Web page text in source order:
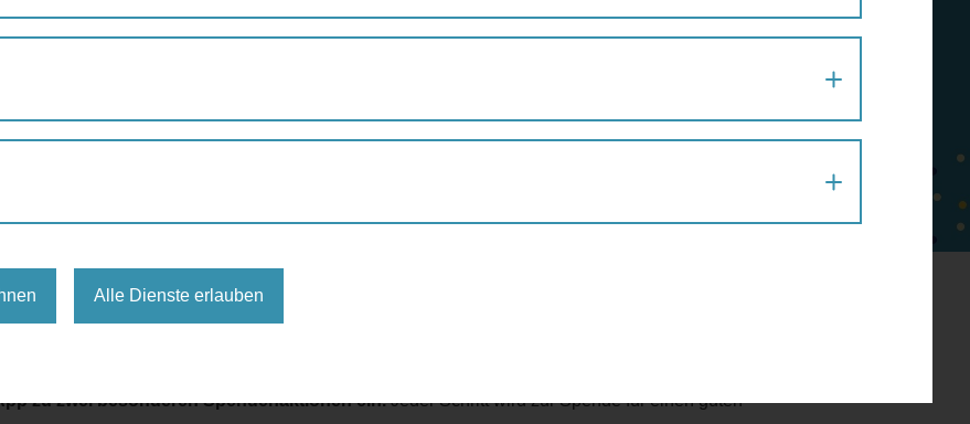
indem Sie Ihre Schritte in der Wien
des Schenkens. Eine Zeit, in der wir darüber nachdenken, wem wir womit ein Lächeln ins
zu zwei besonderen Spendenaktionen ein.Jeder Schritt wird zur Spende für einen guten
Alle Dienste erlauben